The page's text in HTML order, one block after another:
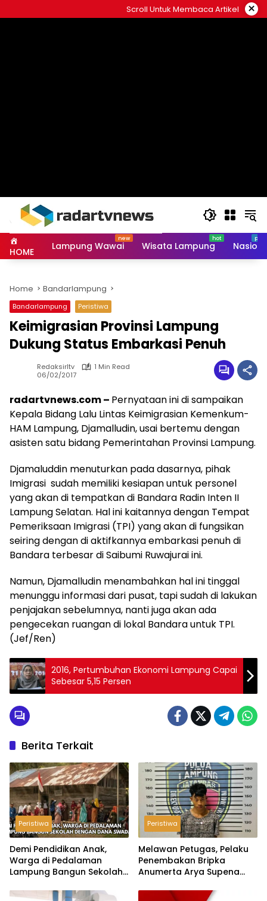
to
Scroll Untuk Membaca Artikel ×
HOME Lampung Wawai Wisata Lampung
Home Bandarlampung
Bandarlampung Peristiwa
Keimigrasian Provinsi Lampung
Dukung Status Embarkasi Penuh
Redaksirltv
1 Min Read
06/02/2017
radartvnews.com – Pernyataan ini di sampaikan
Kepala Bidang Lalu Lintas Keimigrasian Kemenkum-
HAM Lampung, Djamalludin, usai bertemu dengan
asisten satu bidang Pemerintahan Provinsi Lampung.
Djamaluddin menuturkan pada dasarnya, pihak
Imigrasi sudah memiliki kesiapan untuk personel
yang akan di tempatkan di Bandara Radin Inten II
Lampung Selatan. Hal ini kaitannya dengan Tempat
Pemeriksaan Imigrasi (TPI) yang akan di fungsikan
seiring dengan di aktifkannya embarkasi penuh di
Bandara terbesar di Saibumi Ruwajurai ini.
Namun, Djamalludin menambahkan hal ini tinggal
menunggu informasi dari pusat, tapi sudah di lakukan
penjajakan sebelumnya, nanti juga akan ada
pengecekan ruangan di lokal Bandara untuk TPI.
(Jef/Ren)
2016, Pertumbuhan Ekonomi Lampung Capai
Sebesar 5,15 Persen
Berita Terkait
Peristiwa
Demi Pendidikan Anak,
Warga di Pedalaman
Lampung Bangun Sekolah
Peristiwa
Melawan Petugas, Pelaku
Penembakan Bripka
Anumerta Arya Supena
Hantu